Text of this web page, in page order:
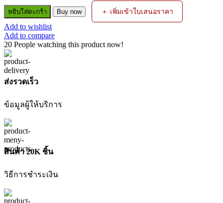
ตู้
เชื่อม
ไฟฟ้า
MMA-
110MINI
110A
KOVET
ชิ้น
หยิบใส่ตะกร้า Buy now ＋ เพิ่มเข้าใบเสนอราคา
Add to wishlist
Add to compare
20 People watching this product now!
ส่งรวดเร็ว
ข้อมูลผู้ให้บริการ
สินค้า 20K ชิ้น
วิธีการชำระเงิน